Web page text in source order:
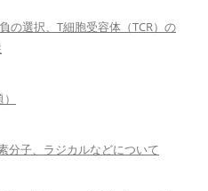
の選択、T細胞受容体（TCR）の
分子、ラジカルなどについて